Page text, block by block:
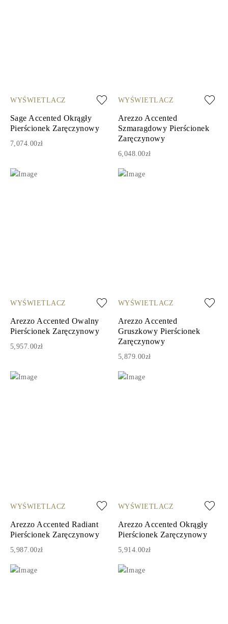
WYŚWIETLACZ
Sage Accented Okrągły
Pierścionek Zaręczynowy
7,074.00zł
WYŚWIETLACZ
Arezzo Accented
Szmaragdowy Pierścionek
Zaręczynowy
6,048.00zł
WYŚWIETLACZ
Arezzo Accented Owalny
Pierścionek Zaręczynowy
5,957.00zł
WYŚWIETLACZ
Arezzo Accented
Gruszkowy Pierścionek
Zaręczynowy
5,879.00zł
WYŚWIETLACZ
Arezzo Accented Radiant
Pierścionek Zaręczynowy
5,987.00zł
WYŚWIETLACZ
Arezzo Accented Okrągły
Pierścionek Zaręczynowy
5,914.00zł